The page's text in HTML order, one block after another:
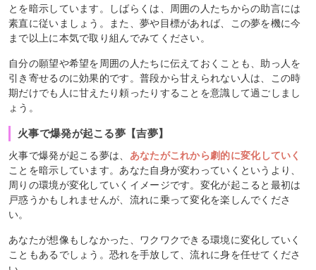
とを暗示しています。しばらくは、周囲の人たちからの助言には
素直に従いましょう。また、夢や目標があれば、この夢を機に今
まで以上に本気で取り組んでみてください。
自分の願望や希望を周囲の人たちに伝えておくことも、助っ人を
引き寄せるのに効果的です。普段から甘えられない人は、この時
期だけでも人に甘えたり頼ったりすることを意識して過ごしまし
ょう。
火事で爆発が起こる夢【吉夢】
火事で爆発が起こる夢は、 あなたがこれから劇的に変化していく
ことを暗示しています。あなた自身が変わっていくというより、
周りの環境が変化していくイメージです。変化が起こると最初は
戸惑うかもしれませんが、流れに乗って変化を楽しんでくださ
い。
あなたが想像もしなかった、ワクワクできる環境に変化していく
こともあるでしょう。恐れを手放して、流れに身を任せてくださ